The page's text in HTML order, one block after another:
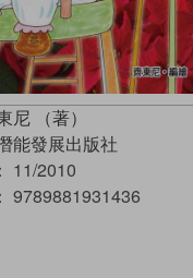
尼 （著）
能發展出版社
11/2010
9789881931436